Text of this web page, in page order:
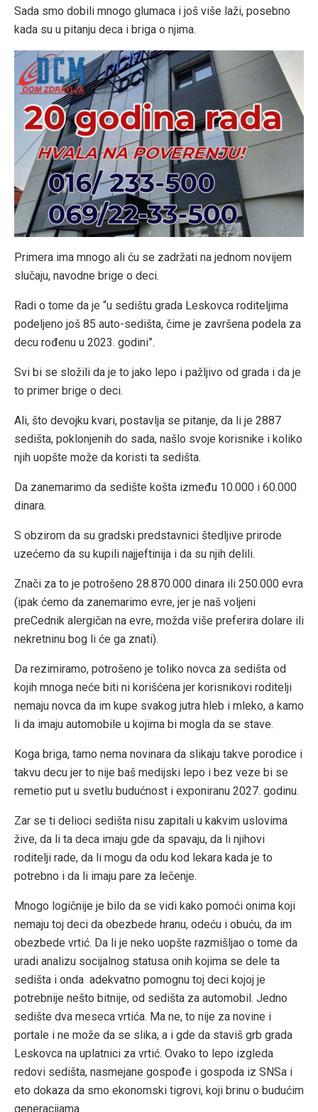
Sada smo dobili mnogo glumaca i još više laži, posebno
kada su u pitanju deca i briga o njima.
Primera ima mnogo ali ću se zadržati na jednom novijem
slučaju, navodne brige o deci.
Radi o tome da je “u sedištu grada Leskovca roditeljima
podeljeno još 85 auto-sedišta, čime je završena podela za
decu rođenu u 2023. godini”.
Svi bi se složili da je to jako lepo i pažljivo od grada i da je
to primer brige o deci.
Ali, što devojku kvari, postavlja se pitanje, da li je 2887
sedišta, poklonjenih do sada, našlo svoje korisnike i koliko
njih uopšte može da koristi ta sedišta.
Da zanemarimo da sedište košta između 10.000 i 60.000
dinara.
S obzirom da su gradski predstavnici štedljive prirode
uzećemo da su kupili najjeftinija i da su njih delili.
Znači za to je potrošeno 28.870.000 dinara ili 250.000 evra
(ipak ćemo da zanemarimo evre, jer je naš voljeni
preCednik alergičan na evre, možda više preferira dolare ili
nekretninu bog li će ga znati).
Da rezimiramo, potrošeno je toliko novca za sedišta od
kojih mnoga neće biti ni korišćena jer korisnikovi roditelji
nemaju novca da im kupe svakog jutra hleb i mleko, a kamo
li da imaju automobile u kojima bi mogla da se stave.
Koga briga, tamo nema novinara da slikaju takve porodice i
takvu decu jer to nije baš medijski lepo i bez veze bi se
remetio put u svetlu budućnost i exponiranu 2027. godinu.
Zar se ti delioci sedišta nisu zapitali u kakvim uslovima
žive, da li ta deca imaju gde da spavaju, da li njihovi
roditelji rade, da li mogu da odu kod lekara kada je to
potrebno i da li imaju pare za lečenje.
Mnogo logičnije je bilo da se vidi kako pomoći onima koji
nemaju toj deci da obezbede hranu, odeću i obuću, da im
obezbede vrtić. Da li je neko uopšte razmišljao o tome da
uradi analizu socijalnog statusa onih kojima se dele ta
sedišta i onda adekvatno pomognu toj deci kojoj je
potrebnije nešto bitnije, od sedišta za automobil. Jedno
sedište dva meseca vrtića. Ma ne, to nije za novine i
portale i ne može da se slika, a i gde da staviš grb grada
Leskovca na uplatnici za vrtić. Ovako to lepo izgleda
redovi sedišta, nasmejane gospođe i gospoda iz SNSa i
eto dokaza da smo ekonomski tigrovi, koji brinu o budućim
generacijama.